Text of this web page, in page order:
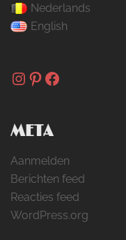
Nederlands
English
Instagram
Pinterest
Facebook
META
Aanmelden
Berichten feed
Reacties feed
WordPress.org